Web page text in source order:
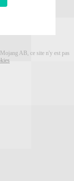
AB, ce site n'y est pas